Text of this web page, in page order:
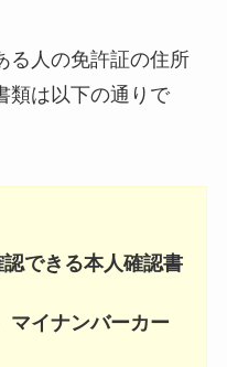
る人の免許証の住所
類は以下の通りで
できる本人確認書
マイナンバーカー